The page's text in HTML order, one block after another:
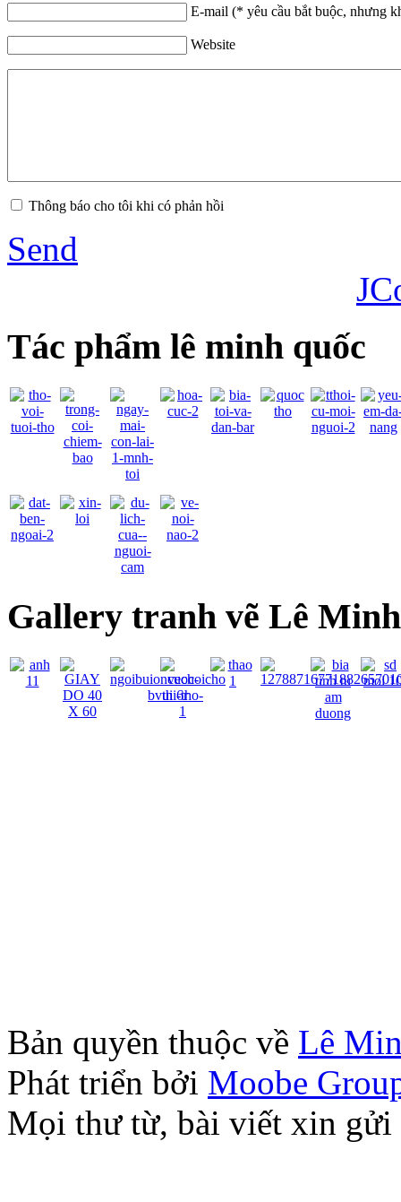
E-mail (* yêu cầu bắt buộc, nhưng
Website
Thông báo cho tôi khi có phản hồi
Send
Tác phẩm lê minh quốc
Gallery tranh vẽ Lê
Bản quyền thuộc về Lê
Phát triển bởi Moobe
Mọi thư từ, bài viết xin gửi